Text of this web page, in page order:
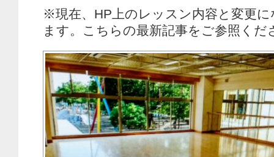
※現在、HP上のレッスン内容と変更
ます。こちらの最新記事をご参照くだ